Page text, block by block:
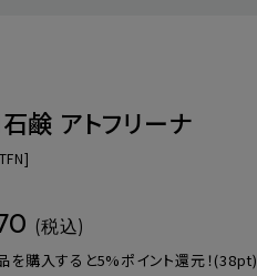
鹸 アトフリーナ
(税込)
を購入すると5%ポイント還元！(38pt)